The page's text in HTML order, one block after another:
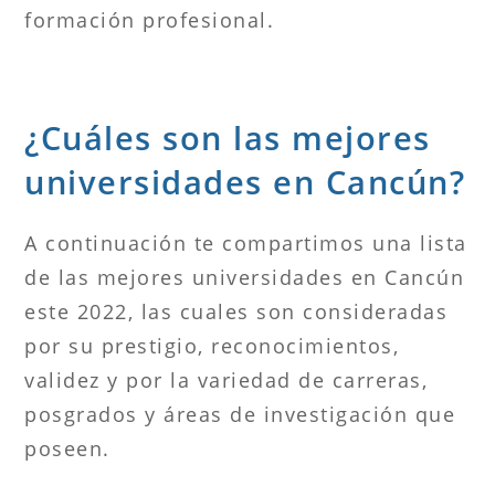
formación profesional.
¿Cuáles son las mejores
universidades en Cancún?
A continuación te compartimos una lista
de las mejores universidades en Cancún
este 2022, las cuales son consideradas
por su prestigio, reconocimientos,
validez y por la variedad de carreras,
posgrados y áreas de investigación que
poseen.